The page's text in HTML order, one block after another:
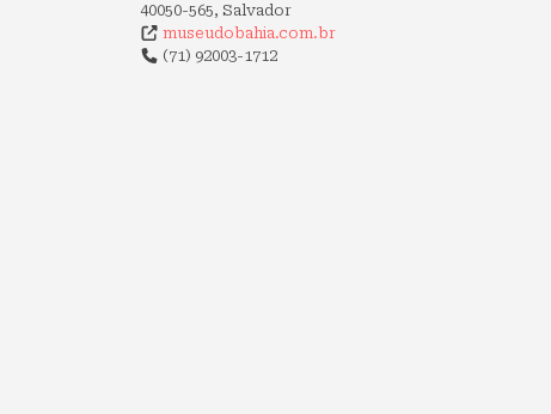
40050-565, Salvador
museudobahia.com.br
(71) 92003-1712